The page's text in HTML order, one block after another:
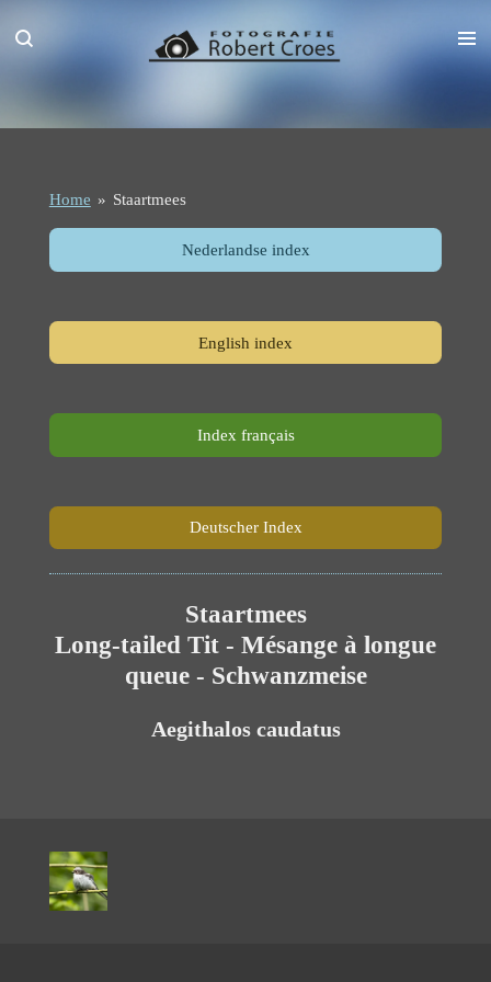
direct
Home » Staartmees
Nederlandse index
English index
Index français
Deutscher Index
Staartmees
Long-tailed Tit - Mésange à longue
queue - Schwanzmeise
Aegithalos caudatus